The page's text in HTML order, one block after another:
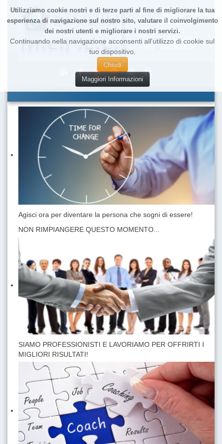
Utilizziamo cookie nostri e di terze parti al fine di migliorare la tua
esperienza di navigazione sul nostro sito, valutare il coinvolgimento
dei nostri utenti e migliorare i nostri servizi.
Continuando nella navigazione acconsenti all'utilizzo di cookie sul
tuo dispositivo.
Chiudi
Maggiori Informazioni
Agisci ora per diventare la persona che sogni di essere!
NON RIMPIANGERE QUESTO MOMENTO...
SIAMO PROFESSIONISTI E LAVORIAMO PER OFFRIRTI I
MIGLIORI RISULTATI!